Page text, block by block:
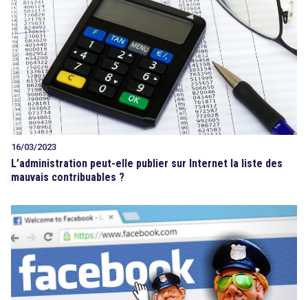
16/03/2023
L’administration peut-elle publier sur Internet la liste des
mauvais contribuables ?